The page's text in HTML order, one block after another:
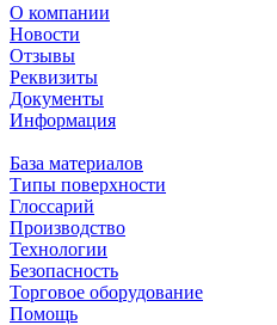
О компании
Новости
Отзывы
Реквизиты
Документы
Информация
База материалов
Типы поверхности
Глоссарий
Производство
Технологии
Безопасность
Торговое оборудование
Помощь